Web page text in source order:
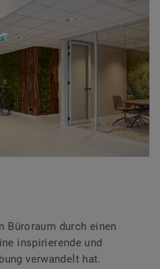
Büroraum durch einen
inspirierende und
verwandelt hat.